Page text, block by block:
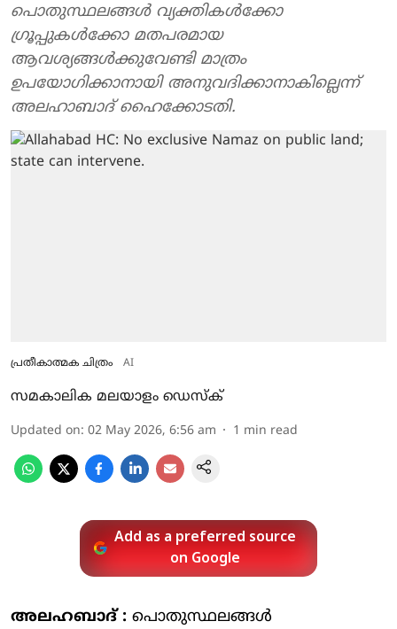
പൊതുസ്ഥലങ്ങള്‍ വ്യക്തികള്‍ക്കോ
ഗ്രൂപ്പുകള്‍ക്കോ മതപരമായ
ആവശ്യങ്ങള്‍ക്കുവേണ്ടി മാത്രം
ഉപയോഗിക്കാനായി അനുവദിക്കാനാകില്ലെന്ന്
അലഹാബാദ് ഹൈക്കോടതി.
പ്രതീകാത്മക ചിത്രം AI
സമകാലിക മലയാളം ഡെസ്ക്
Updated on: 02 May 2026, 6:56 am 1 min read
Add as a preferred source
on Google
അലഹബാദ് : പൊതുസ്ഥലങ്ങള്‍